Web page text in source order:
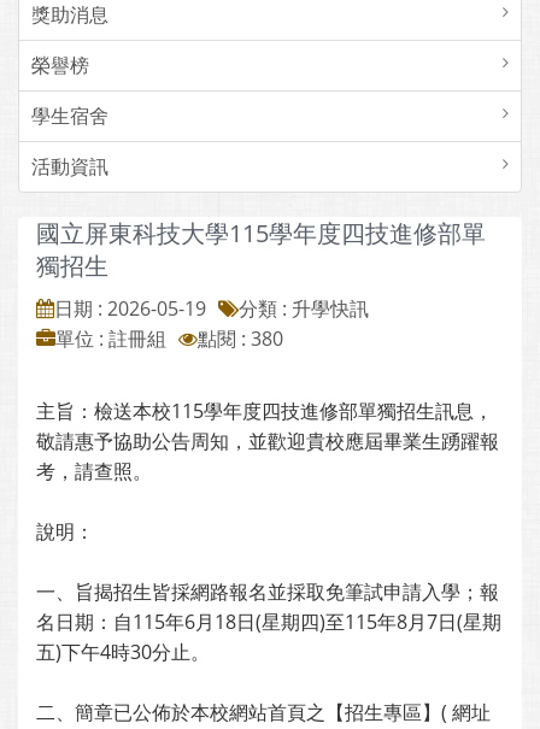
獎助消息
榮譽榜
學生宿舍
活動資訊
國立屏東科技大學115學年度四技進修部單
獨招生
日期 : 2026-05-19
分類 : 升學快訊
單位 : 註冊組
點閱 : 380
主旨：檢送本校115學年度四技進修部單獨招生訊息，
敬請惠予協助公告周知，並歡迎貴校應屆畢業生踴躍報
考，請查照。
說明：
一、旨揭招生皆採網路報名並採取免筆試申請入學；報
名日期：自115年6月18日(星期四)至115年8月7日(星期
五)下午4時30分止。
二、簡章已公佈於本校網站首頁之【招生專區】( 網址